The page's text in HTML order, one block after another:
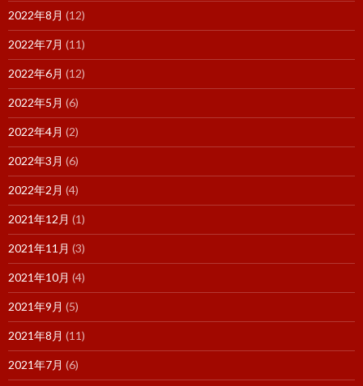
2022年8月 (12)
2022年7月 (11)
2022年6月 (12)
2022年5月 (6)
2022年4月 (2)
2022年3月 (6)
2022年2月 (4)
2021年12月 (1)
2021年11月 (3)
2021年10月 (4)
2021年9月 (5)
2021年8月 (11)
2021年7月 (6)